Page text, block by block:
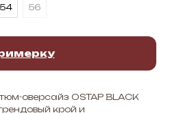
54 56
оверсайз OSTAP BLACK
крой и